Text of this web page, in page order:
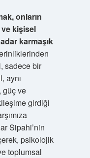
onların
kişisel
karmaşık
sadece bir
aynı
güç ve
girdiği
Sipahi’nin
psikolojik
toplumsal